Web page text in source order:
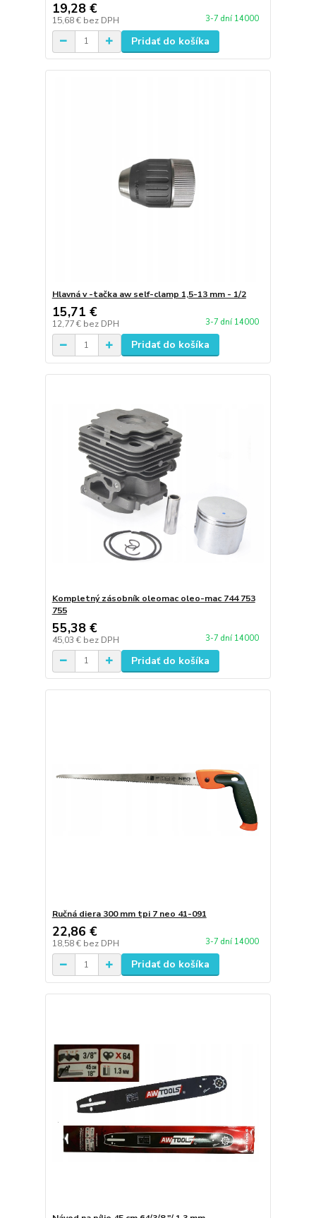
19,28 €
15,68 € bez DPH 3-7 dní 14000
Pridať do košíka
Hlavná v -tačka aw self-clamp 1,5-13 mm - 1/2
15,71 €
12,77 € bez DPH 3-7 dní 14000
Pridať do košíka
Kompletný zásobník oleomac oleo-mac 744 753
755
55,38 €
45,03 € bez DPH 3-7 dní 14000
Pridať do košíka
Ručná diera 300 mm tpi 7 neo 41-091
22,86 €
18,58 € bez DPH 3-7 dní 14000
Pridať do košíka